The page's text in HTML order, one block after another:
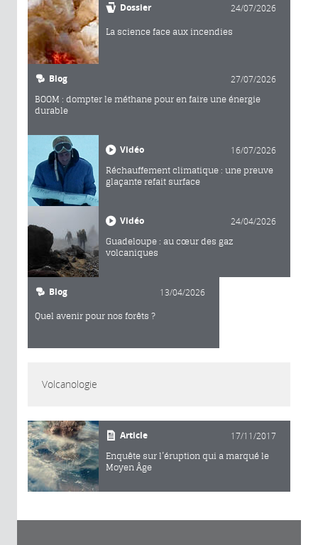
Dossier 24/07/2026
La science face aux incendies
Blog 27/07/2026
BOOM : dompter le méthane pour en faire une énergie
durable
Vidéo 16/07/2026
Réchauffement climatique : une preuve
glaçante refait surface
Vidéo 24/04/2026
Guadeloupe : au cœur des gaz
volcaniques
Blog 13/04/2026
Quel avenir pour nos forêts ?
Volcanologie
Article 17/11/2017
Enquête sur l’éruption qui a marqué le
Moyen Âge